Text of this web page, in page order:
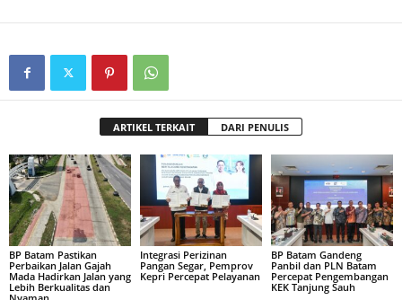
ARTIKEL TERKAIT DARI PENULIS
BP Batam Pastikan
Perbaikan Jalan Gajah
Mada Hadirkan Jalan yang
Lebih Berkualitas dan
Integrasi Perizinan
Pangan Segar, Pemprov
Kepri Percepat Pelayanan
BP Batam Gandeng
Panbil dan PLN Batam
Percepat Pengembangan
KEK Tanjung Sauh